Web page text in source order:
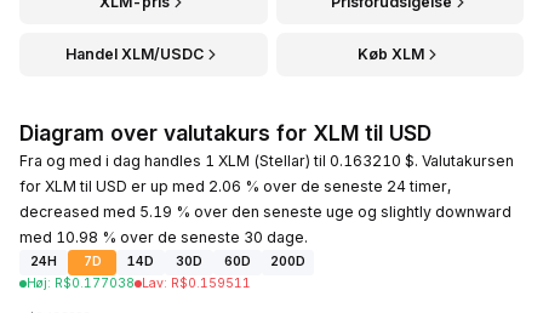
Handel XLM/USDC Køb XLM
Diagram over valutakurs for XLM til USD
Fra og med i dag handles 1 XLM (Stellar) til 0.163210 $. Valutakursen
for XLM til USD er up med 2.06 % over de seneste 24 timer,
decreased med 5.19 % over den seneste uge og slightly downward
med 10.98 % over de seneste 30 dage.
24H 7D 14D 30D 60D
200D
Høj: R$0.177038 Lav: R$0.159511